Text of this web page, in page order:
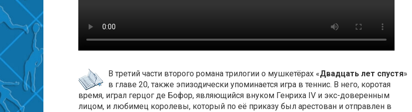
В третий части второго романа трилогии о мушкетёрах «Двадцать лет спустя»
в главе 20, также эпизодически упоминается игра в теннис. В него, коротая
время, играл герцог де Бофор, являющийся внуком Генриха IV и экс-доверенным
лицом, и любимец королевы, который по её приказу был арестован и отправлен в